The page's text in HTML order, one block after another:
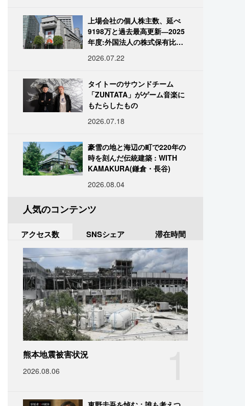
上場会社の個人株主数、延べ
9198万と過去最高更新―2025
年度:外国法人の株式保有比率
2026.07.22
タイトーのサウンドチーム
「ZUNTATA」がゲーム音楽に
もたらしたもの
2026.07.18
豪雪の地と海辺の町で220年の
時を刻んだ伝統建築 : WITH
KAMAKURA(鎌倉・長谷)
2026.08.04
人気のコンテンツ
アクセス数 SNSシェア 滞在時間
熊本地震被害状況
2026.08.06